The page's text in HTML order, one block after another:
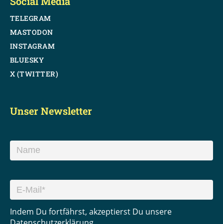
TELEGRAM
MASTODON
INSTAGRAM
BLUESKY
X (TWITTER)
Unser Newsletter
Indem Du fortfährst, akzeptierst Du unsere